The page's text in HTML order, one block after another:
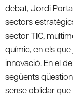
debat, Jordi
sectors
sector TIC,
químic, en els
innovació. En el
següents
sense oblidar